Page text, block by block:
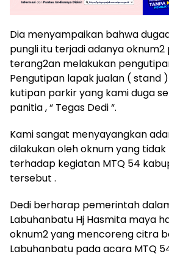
Dia menyampaikan bahwa
pungli itu terjadi adanya
terang2an melakukan
Pengutipan lapak jualan ( stand
kutipan parkir yang kami duga
panitia , “ Tegas Dedi “.
Kami sangat menyayangkan
dilakukan oleh oknum yang
terhadap kegiatan MTQ 54
tersebut .
Dedi berharap pemerintah
Labuhanbatu Hj Hasmita maya
oknum2 yang mencoreng citra
Labuhanbatu pada acara MTQ